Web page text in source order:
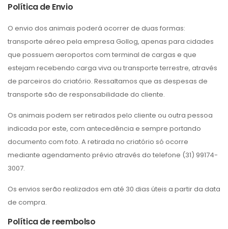
Política de Envio
O envio dos animais poderá ocorrer de duas formas:
transporte aéreo pela empresa Gollog, apenas para cidades
que possuem aeroportos com terminal de cargas e que
estejam recebendo carga viva ou transporte terrestre, através
de parceiros do criatório. Ressaltamos que as despesas de
transporte são de responsabilidade do cliente.
Os animais podem ser retirados pelo cliente ou outra pessoa
indicada por este, com antecedência e sempre portando
documento com foto. A retirada no criatório só ocorre
mediante agendamento prévio através do telefone (31) 99174-
3007.
Os envios serão realizados em até 30 dias úteis a partir da data
de compra.
Política de reembolso